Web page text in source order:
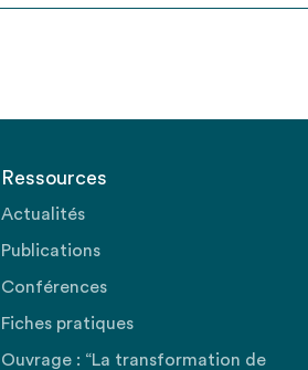
Ressources
Actualités
Publications
Conférences
Fiches pratiques
Ouvrage : “La transformation de